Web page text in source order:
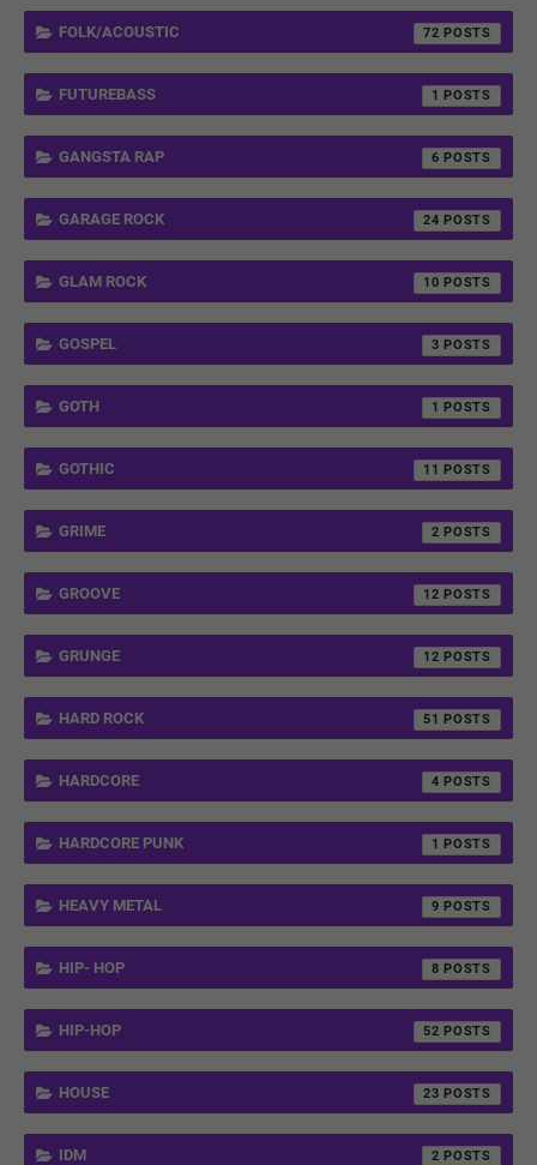
FOLK/ACOUSTIC 72
FUTUREBASS 1
GANGSTA RAP 6
GARAGE ROCK 24
GLAM ROCK 10
GOSPEL 3
GOTH 1
GOTHIC 11
GRIME 2
GROOVE 12
GRUNGE 12
HARD ROCK 51
HARDCORE 4
HARDCORE PUNK 1
HEAVY METAL 9
HIP- HOP 8
HIP-HOP 52
HOUSE 23
IDM 2